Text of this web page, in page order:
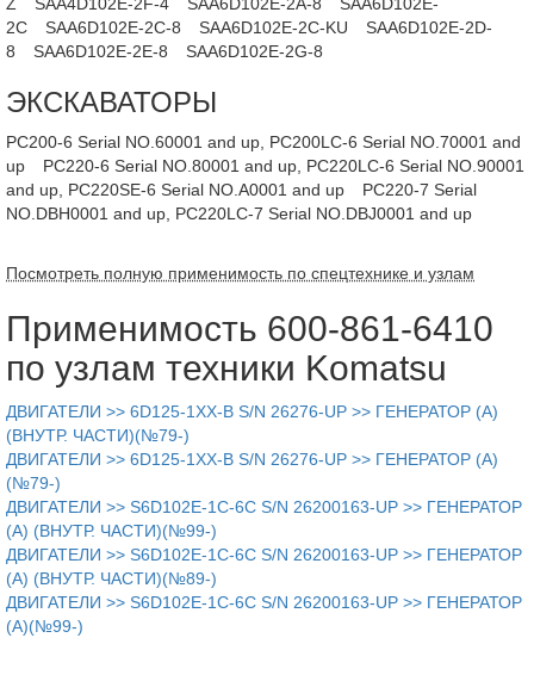
2C
SAA6D102E-2C-8 SAA6D102E-2C-KU
SAA6D102E-2D-
8
SAA6D102E-2E-8 SAA6D102E-2G-8
ЭКСКАВАТОРЫ
PC200-6 Serial NO.60001 and up, PC200LC-6 Serial NO.70001 and
up
PC220-6 Serial NO.80001 and up, PC220LC-6 Serial NO.90001
and up, PC220SE-6 Serial NO.A0001 and up
PC220-7 Serial
NO.DBH0001 and up, PC220LC-7 Serial NO.DBJ0001 and up
Посмотреть полную применимость по спецтехнике и узлам
Применимость 600-861-6410
по узлам техники Komatsu
ДВИГАТЕЛИ >> 6D125-1XX-B S/N 26276-UP >> ГЕНЕРАТОР (A)
(ВНУТР. ЧАСТИ)(№79-)
ДВИГАТЕЛИ >> 6D125-1XX-B S/N 26276-UP >> ГЕНЕРАТОР (A)
(№79-)
ДВИГАТЕЛИ >> S6D102E-1C-6C S/N 26200163-UP >> ГЕНЕРАТОР
(A) (ВНУТР. ЧАСТИ)(№99-)
ДВИГАТЕЛИ >> S6D102E-1C-6C S/N 26200163-UP >> ГЕНЕРАТОР
(A) (ВНУТР. ЧАСТИ)(№89-)
ДВИГАТЕЛИ >> S6D102E-1C-6C S/N 26200163-UP >> ГЕНЕРАТОР
(A)(№99-)